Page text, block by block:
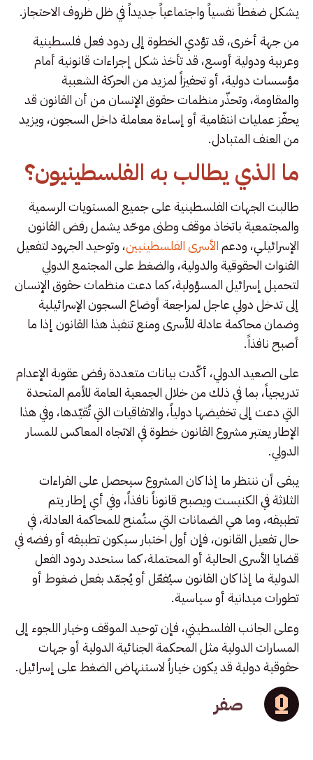
يشكل ضغطاً نفسياً واجتماعياً جديداً في ظل ظروف الاحتجاز.
من جهة أخرى، قد تؤدي الخطوة إلى ردود فعل فلسطينية
وعربية ودولية أوسع، قد تأخذ شكل إجراءات قانونية أمام
مؤسسات دولية، أو تحفيزاً لمزيد من الحركة الشعبية
والمقاومة، وتحذّر منظمات حقوق الإنسان من أن القانون قد
يحفّز عمليات انتقامية أو إساءة معاملة داخل السجون، ويزيد
من العنف المتبادل.
ما الذي يطالب به الفلسطينيون؟
طالبت الجهات الفلسطينية على جميع المستويات الرسمية
والمجتمعية باتخاذ موقف وطنى موحّد يشمل رفض القانون
الإسرائيلي، ودعمالأسرى الفلسطينيين، وتوحيد الجهود لتفعيل
القنوات الحقوقية والدولية، والضغط على المجتمع الدولي
لتحميل إسرائيل المسؤولية، كما دعت منظمات حقوق الإنسان
إلى تدخل دولي عاجل لمراجعة أوضاع السجون الإسرائيلية
وضمان محاكمة عادلة للأسرى ومنع تنفيذ هذا القانون إذا ما
أصبح نافذاً.
على الصعيد الدولي، أكّدت بيانات متعددة رفض عقوبة الإعدام
تدريجياً، بما في ذلك من خلال الجمعية العامة للأمم المتحدة
التي دعت إلى تخفيضها دولياً، والاتفاقيات التي تُقيّدها، وفي هذا
الإطار يعتبر مشروع القانون خطوة في الاتجاه المعاكس للمسار
الدولي.
يبقى أن ننتظر ما إذا كان المشروع سيحصل على القراءات
الثلاثة في الكنيست ويصبح قانوناً نافذاً، وفي أي إطار يتم
تطبيقه، وما هي الضمانات التي ستُمنح للمحاكمة العادلة، في
حال تفعيل القانون، فإن أول اختبار سيكون تطبيقه أو رفضه في
قضايا الأسرى الحالية أو المحتملة، كما ستحدد ردود الفعل
الدولية ما إذا كان القانون سيُفعّل أو يُجمّد بفعل ضغوط أو
تطورات ميدانية أو سياسية.
وعلى الجانب الفلسطيني، فإن توحيد الموقف وخيار اللجوء إلى
المسارات الدولية مثل المحكمة الجنائية الدولية أو جهات
حقوقية دولية قد يكون خياراً لاستنهاض الضغط على إسرائيل.
صفر